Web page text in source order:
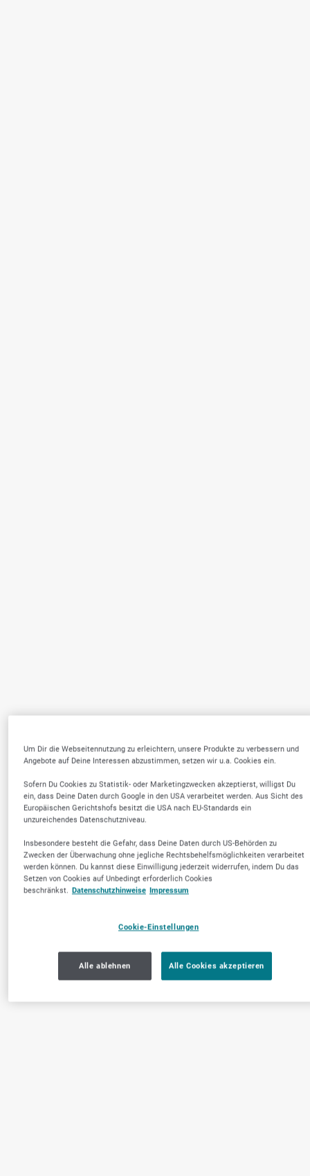
Um Dir die Webseitennutzung zu erleichtern, unsere Produkte zu verbessern und
Angebote auf Deine Interessen abzustimmen, setzen wir u.a. Cookies ein.
Sofern Du Cookies zu Statistik- oder Marketingzwecken akzeptierst, willigst Du
ein, dass Deine Daten durch Google in den USA verarbeitet werden. Aus Sicht des
Europäischen Gerichtshofs besitzt die USA nach EU-Standards ein
unzureichendes Datenschutzniveau.
Insbesondere besteht die Gefahr, dass Deine Daten durch US-Behörden zu
Zwecken der Überwachung ohne jegliche Rechtsbehelfsmöglichkeiten verarbeitet
werden können. Du kannst diese Einwilligung jederzeit widerrufen, indem Du das
Setzen von Cookies auf Unbedingt erforderlich Cookies
beschränkst. Datenschutzhinweise Impressum
Cookie-Einstellungen
Alle ablehnen Alle Cookies akzeptieren